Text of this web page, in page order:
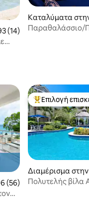
βαθμολογία: 4,93 στα 5,
(14)
Καταλύματα
stown
Παραθαλάσσιο/
βαθμολογία: 4,96 στα 5,
(56)
Κορυφαία
Επιλογή
Διαμέρισμα
htstown
Πολυτελής βίλα